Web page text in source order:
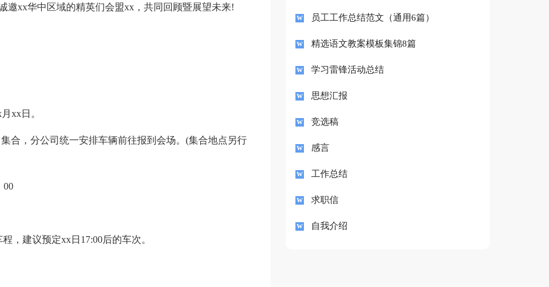
邀xx华中区域的精英们会盟xx，共同回顾暨展望未来!
xx日。
合，分公司统一安排车辆前往报到会场。(集合地点另行
00
，建议预定xx日17:00后的车次。
员工工作总结范文（通用6篇）
精选语文教案模板集锦8篇
学习雷锋活动总结
思想汇报
竞选稿
感言
工作总结
求职信
自我介绍